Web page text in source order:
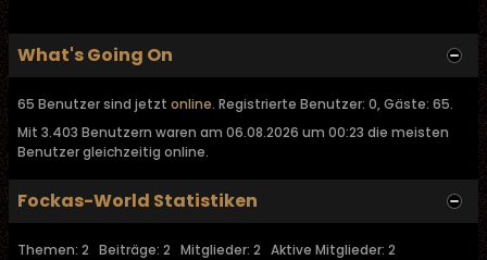
What's Going On
65 Benutzer sind jetzt online. Registrierte Benutzer: 0, Gäste: 65.
Mit 3.403 Benutzern waren am 06.08.2026 um 00:23 die meisten
Benutzer gleichzeitig online.
Fockas-World Statistiken
Themen: 2 Beiträge: 2 Mitglieder: 2 Aktive Mitglieder: 2